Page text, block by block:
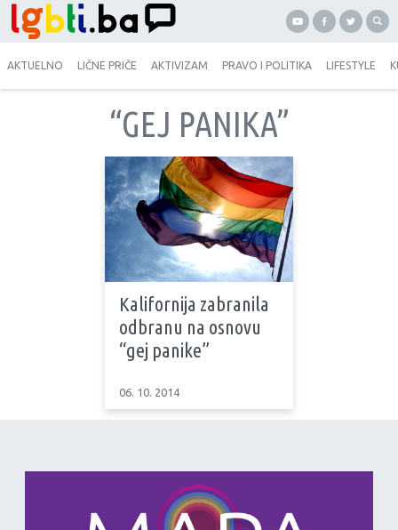
AKTUELNO LIČNE PRIČE AKTIVIZAM PRAVO I POLITIKA LIFESTYLE
“GEJ PANIKA”
Kalifornija zabranila
odbranu na osnovu
“gej panike”
06. 10. 2014